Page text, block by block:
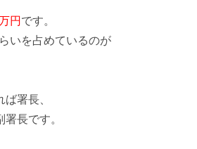
円 です。
いを占めているのが
ば署長
署長です。